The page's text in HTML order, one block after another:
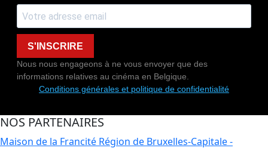
S'INSCRIRE
Nous nous engageons à ne vous envoyer que des
informations relatives au cinéma en Belgique.
Conditions générales et politique de confidentialité
NOS PARTENAIRES
Maison de la Francité Région de Bruxelles-Capitale -